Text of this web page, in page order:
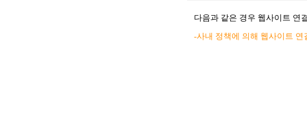
다음과 같은 경우 웹사이트 연
-사내 정책에 의해 웹사이트